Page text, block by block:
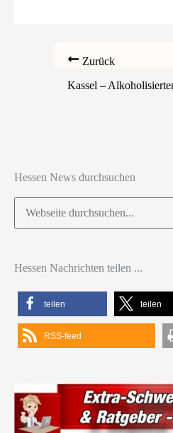
Zurück
Kassel –
Hessen News durchsuchen
Suchen
nach:
Hessen Nachrichten teilen ...
teilen teilen
RSS-feed